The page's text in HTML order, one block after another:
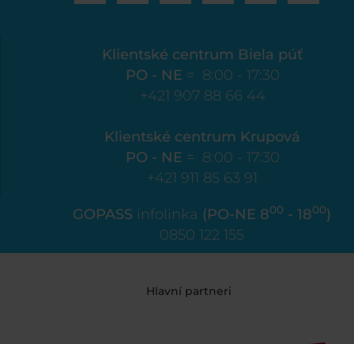
Klientské centrum Biela púť
PO - NE = 8:00 - 17:30
+421 907 88 66 44
Klientské centrum Krupová
PO - NE = 8:00 - 17:30
+421 911 85 63 91
GOPASS infolinka (PO-NE 800 - 1800)
0850 122 155
Hlavní partneri